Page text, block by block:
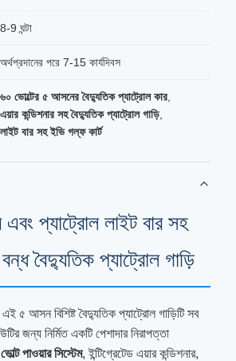
8-9 ঘন্টা
অর্থপ্রদানের পরে 7-15 কার্যদিবস
৬০ ভোল্টের ৫ আসনের বৈদ্যুতিক প্যাট্রোল কার
এয়ার কন্ডিশনার সহ বৈদ্যুতিক প্যাট্রোল গাড়ি,
লাইট বার সহ ইভি গল্ফ কার্ট
এবং প্যাট্রোল লাইট বার সহ
বৈদ্যুতিক প্যাট্রোল গাড়ি
এই ৫ আসন বিশিষ্ট বৈদ্যুতিক প্যাট্রোল গাড়িটি সব
জন্য নির্মিত একটি পেশাদার নিরাপত্তা
পাওয়ার সিস্টেম, ইন্টিগ্রেটেড এয়ার কন্ডিশনার,